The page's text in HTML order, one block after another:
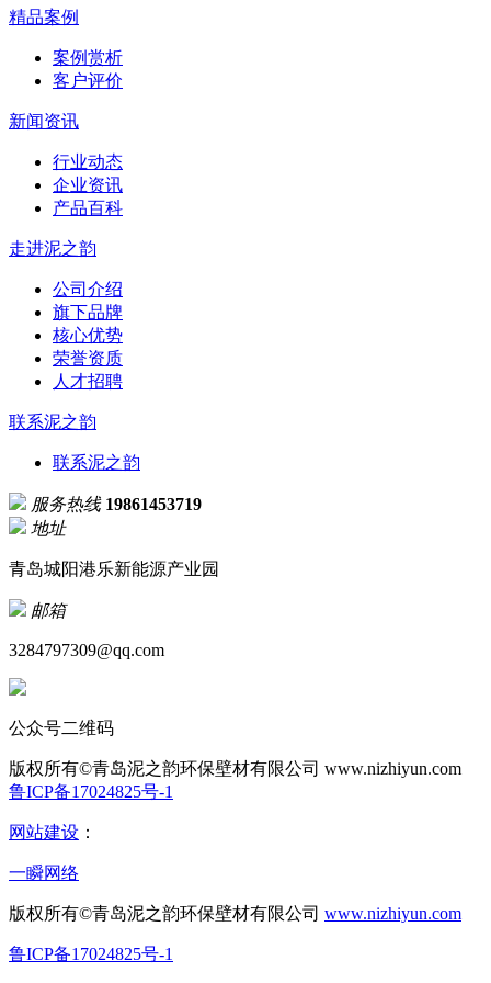
精品案例
案例赏析
客户评价
新闻资讯
行业动态
企业资讯
产品百科
走进泥之韵
公司介绍
旗下品牌
核心优势
荣誉资质
人才招聘
联系泥之韵
联系泥之韵
服务热线 19861453719
地址
青岛城阳港乐新能源产业园
邮箱
3284797309@qq.com
公众号二维码
版权所有©青岛泥之韵环保壁材有限公司 www.nizhiyun.com
鲁ICP备17024825号-1
网站建设 ：
一瞬网络
版权所有©青岛泥之韵环保壁材有限公司 www.nizhiyun.com
鲁ICP备17024825号-1